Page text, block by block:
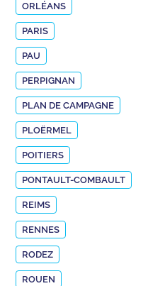
ORLÉANS
PARIS
PAU
PERPIGNAN
PLAN DE CAMPAGNE
PLOËRMEL
POITIERS
PONTAULT-COMBAULT
REIMS
RENNES
RODEZ
ROUEN